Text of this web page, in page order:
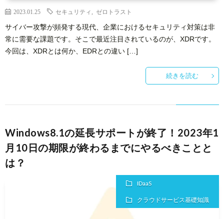
2023.01.25 セキュリティ ゼロトラスト
サイバー攻撃が頻発する現代、企業におけるセキュリティ対策は非
常に需要な課題です。そこで最近注目されているのが、XDRです。
今回は、XDRとは何か、EDRとの違い […]
続きを読む
Windows8.1の延長サポートが終了！2023年1
月10日の期限が終わるまでにやるべきことと
は？
IDaaS
クラウドサービス基礎知識